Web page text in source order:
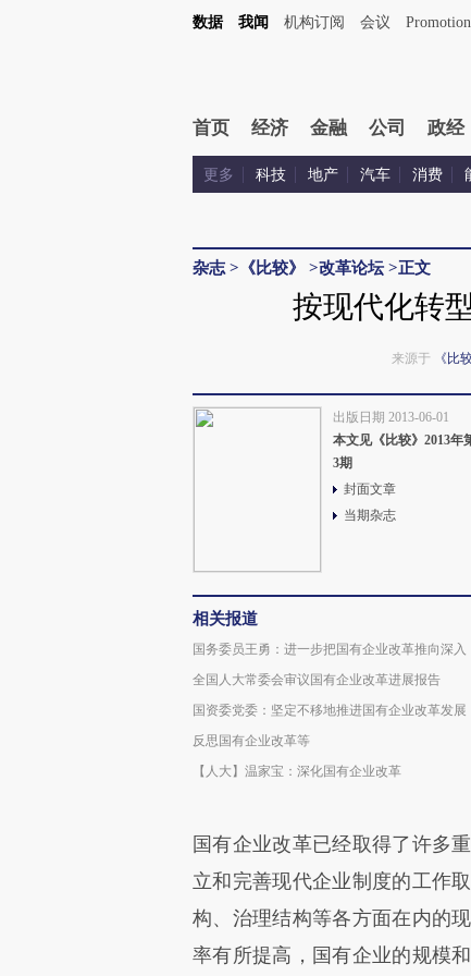
数据 我闻 机构订阅 会议 Promotion
首页 经济 金融 公司 政经
更多 科技 地产 汽车 消费
杂志 > 《比较》 >改革论坛 >正文
按现代化转
来源于 《比
出版日期 2013-06-01
本文见《比较》2013年
3期
封面文章
当期杂志
相关报道
国务委员王勇：进一步把国有企业改革推向深入
全国人大常委会审议国有企业改革进展报告
国资委党委：坚定不移地推进国有企业改革发展
反思国有企业改革等
【人大】温家宝：深化国有企业改革
国有企业改革已经取得了许多
立和完善现代企业制度的工作
构、治理结构等各方面在内的
率有所提高，国有企业的规模